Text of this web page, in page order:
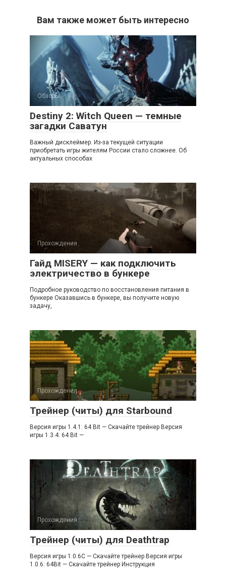
Вам также может быть интересно
Обзоры
Destiny 2: Witch Queen — темные
загадки Саватун
Важный дисклеймер. Из-за текущей ситуации
приобретать игры жителям России стало сложнее. Об
актуальных способах
Прохождения
Гайд MISERY — как подключить
электричество в бункере
Подробное руководство по восстановления питания в
бункере Оказавшись в бункере, вы получите новую
задачу,
Прохождения
Трейнер (читы) для Starbound
Версия игры 1.4.1: 64 Bit — Скачайте трейнер Версия
игры 1.3.4: 64 Bit —
Прохождения
Трейнер (читы) для Deathtrap
Версия игры 1.0.6C — Скачайте трейнер Версия игры
1.0.6: 64Bit — Скачайте трейнер Инструкция